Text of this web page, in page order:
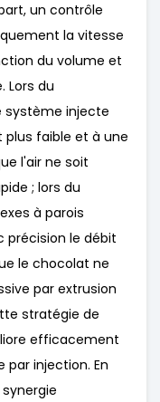
un contrôle
la vitesse
du volume et
Lors du
système injecte
faible et à une
l'air ne soit
; lors du
à parois
précision le débit
le chocolat ne
par extrusion
stratégie de
efficacement
injection. En